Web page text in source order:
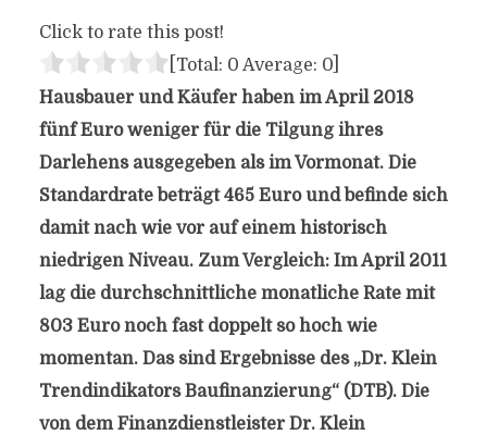
Click to rate this post!
[Total: 0 Average: 0]
Hausbauer und Käufer haben im April 2018
fünf Euro weniger für die Tilgung ihres
Darlehens ausgegeben als im Vormonat. Die
Standardrate beträgt 465 Euro und befinde sich
damit nach wie vor auf einem historisch
niedrigen Niveau. Zum Vergleich: Im April 2011
lag die durchschnittliche monatliche Rate mit
803 Euro noch fast doppelt so hoch wie
momentan. Das sind Ergebnisse des „Dr. Klein
Trendindikators Baufinanzierung“ (DTB). Die
von dem Finanzdienstleister Dr. Klein